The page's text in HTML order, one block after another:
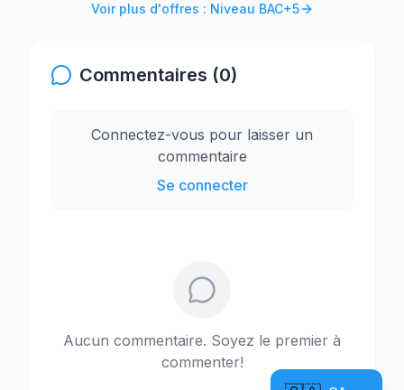
Voir plus d'offres : Niveau BAC+5
Commentaires (0)
Connectez-vous pour laisser un
commentaire
Se connecter
Aucun commentaire. Soyez le premier à
commenter!